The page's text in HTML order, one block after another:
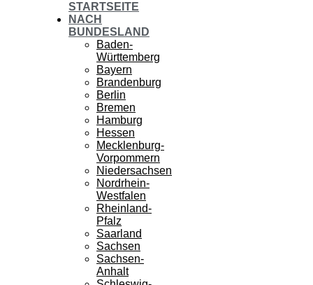
STARTSEITE
NACH
BUNDESLAND
Baden-
Württemberg
Bayern
Brandenburg
Berlin
Bremen
Hamburg
Hessen
Mecklenburg-
Vorpommern
Niedersachsen
Nordrhein-
Westfalen
Rheinland-
Pfalz
Saarland
Sachsen
Sachsen-
Anhalt